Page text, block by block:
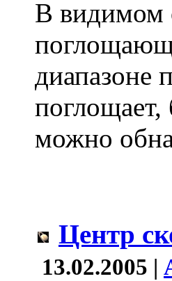
В видимом
диапазоне
поглощает,
можно
Центр
13.02.2005 |